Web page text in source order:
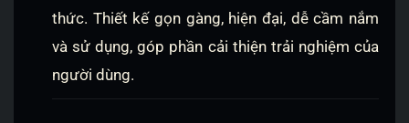
thức. Thiết kế gọn gàng, hiện đại, dễ cầm nắm
và sử dụng, góp phần cải thiện trải nghiệm của
người dùng.